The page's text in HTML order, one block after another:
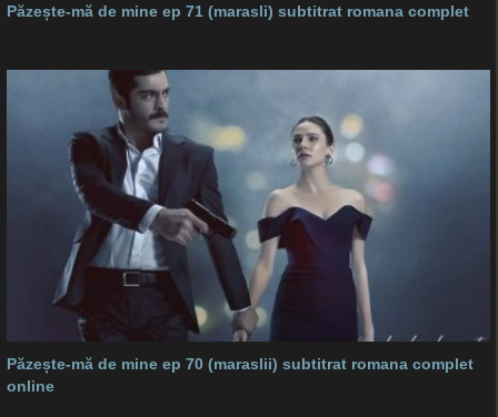
Păzește-mă de mine ep 71 (marasli) subtitrat romana complet
Păzește-mă de mine ep 70 (maraslii) subtitrat romana complet
online